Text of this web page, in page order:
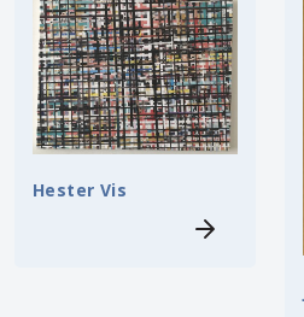
Hester Vis